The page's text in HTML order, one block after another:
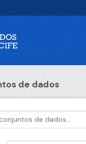
de dados